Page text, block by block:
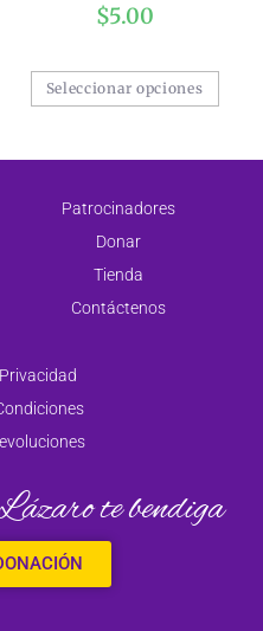
$5.00
Seleccionar opciones
Patrocinadores
Donar
Tienda
Contáctenos
te bendiga